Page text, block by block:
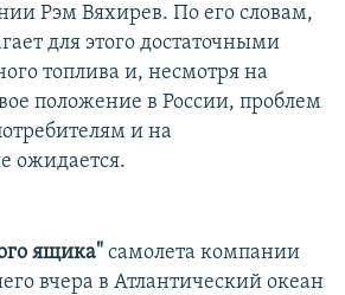
Рэм Вяхирев. По его словам,
для этого достаточными
топлива и, несмотря на
положение в России, проблем
и на
ожидается.
ящика" самолета компании
вчера в Атлантический океан